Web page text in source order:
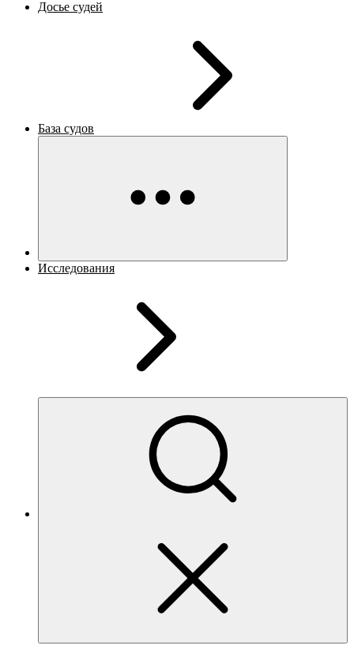
Досье судей
База судов
Исследования